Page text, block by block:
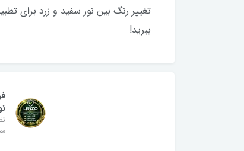
تغییر رنگ بین نور سفید و زرد برای
ببرید!